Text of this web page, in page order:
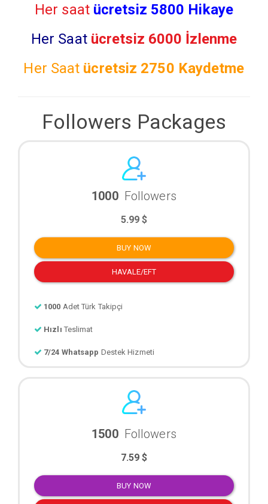
Her saat ücretsiz 5800 Hikaye
Her Saat ücretsiz 6000 İzlenme
Her Saat ücretsiz 2750 Kaydetme
Followers Packages
1000 Followers
5.99 $
BUY NOW
HAVALE/EFT
1000 Adet Türk Takipçi
Hızlı Teslimat
7/24 Whatsapp Destek Hizmeti
1500 Followers
7.59 $
BUY NOW